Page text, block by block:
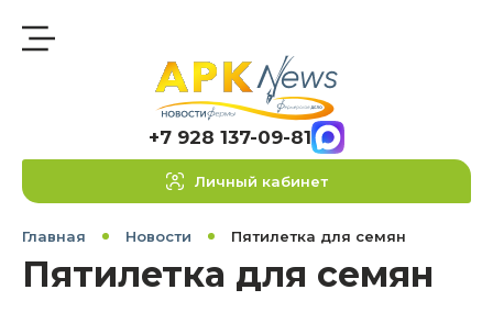
+7 928 137-09-81
Личный кабинет
Главная Новости Пятилетка для семян
Пятилетка для семян